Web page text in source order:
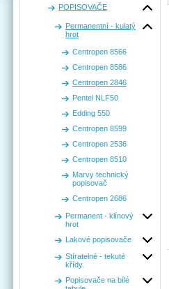
POPISOVAČE
Permanentní - kulatý
hrot
Centropen 8566
Centropen 8586
Centropen 2846
Pentel NLF50
Edding 550
Centropen 8599
Centropen 2536
Centropen 8510
Marvy technický
popisovač
Centropen 2686
Permanent - klínový
hrot
Lakové popisovače
Stíratelné - tekuté
křídy.
Popisovače na bílé